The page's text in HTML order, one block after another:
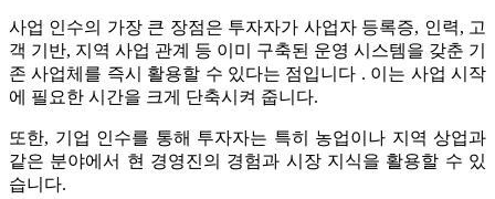
사업 인수의 가장 큰 장점은 투자자가 사업자 등록증, 인력, 고
객 기반, 지역 사업 관계 등 이미 구축된 운영 시스템을 갖춘 기
존 사업체를 즉시 활용할 수 있다는 점입니다 . 이는 사업 시작
에 필요한 시간을 크게 단축시켜 줍니다.
또한, 기업 인수를 통해 투자자는 특히 농업이나 지역 상업과
같은 분야에서 현 경영진의 경험과 시장 지식을 활용할 수 있
습니다.